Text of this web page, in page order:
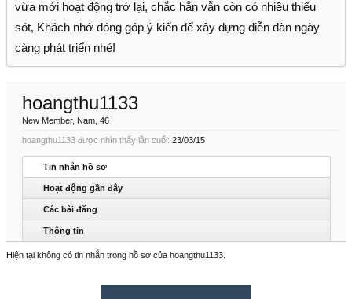
vừa mới hoạt động trở lại, chắc hẳn vẫn còn có nhiều thiếu
sót, Khách nhớ đóng góp ý kiến để xây dựng diễn đàn ngày
càng phát triển nhé!
hoangthu1133
New Member, Nam, 46
hoangthu1133 được nhìn thấy lần cuối: 23/03/15
Tin nhắn hồ sơ
Hoạt động gần đây
Các bài đăng
Thông tin
Hiện tại không có tin nhắn trong hồ sơ của hoangthu1133.